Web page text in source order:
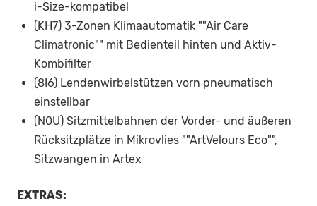
i-Size-kompatibel
(KH7) 3-Zonen Klimaautomatik ""Air Care
Climatronic"" mit Bedienteil hinten und Aktiv-
Kombifilter
(8I6) Lendenwirbelstützen vorn pneumatisch
einstellbar
(N0U) Sitzmittelbahnen der Vorder- und äußeren
Rücksitzplätze in Mikrovlies ""ArtVelours Eco"",
Sitzwangen in Artex
EXTRAS: